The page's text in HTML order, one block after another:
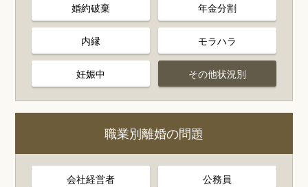
婚約破棄 年金分割
内縁 モラハラ
妊娠中 その他状況別
職業別離婚の問題
会社経営者 公務員